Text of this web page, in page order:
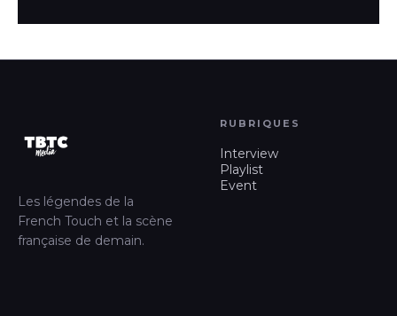
Les légendes de la
French Touch et la scène
française de demain.
RUBRIQUES
Interview
Playlist
Event